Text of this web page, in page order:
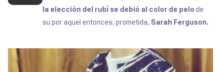
la elección del rubí se debió al color de pelode
su por aquel entonces, prometida, Sarah Ferguson.